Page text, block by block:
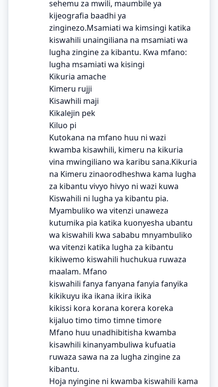
sehemu za mwili, maumbile ya
kijeografia baadhi ya
zinginezo.Msamiati wa kimsingi katika
kiswahili unaingiliana na msamiati wa
lugha zingine za kibantu. Kwa mfano:
lugha msamiati wa kisingi
Kikuria amache
Kimeru rujji
Kisawhili maji
Kikalejin pek
Kiluo pi
Kutokana na mfano huu ni wazi
kwamba kisawhili, kimeru na kikuria
vina mwingiliano wa karibu sana.Kikuria
na Kimeru zinaorodheshwa kama lugha
za kibantu vivyo hivyo ni wazi kuwa
Kiswahili ni lugha ya kibantu pia.
Myambuliko wa vitenzi unaweza
kutumika pia katika kuonyesha ubantu
wa kiswahili kwa sababu mnyambuliko
wa vitenzi katika lugha za kibantu
kikiwemo kiswahili huchukua ruwaza
maalam. Mfano
kiswahili fanya fanyana fanyia fanyika
kikikuyu ika ikana ikira ikika
kikissi kora korana korera koreka
kijaluo timo timo timne timore
Mfano huu unadhibitisha kwamba
kisawhili kinanyambuliwa kufuatia
ruwaza sawa na za lugha zingine za
kibantu.
Hoja nyingine ni kwamba kiswahili kama